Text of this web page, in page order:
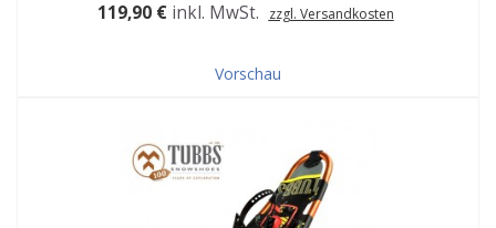
119,90 € inkl. MwSt. zzgl. Versandkosten
Vorschau